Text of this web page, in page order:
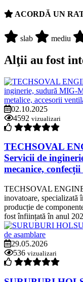
ACORDĂ UN
slab mediu
Alţii au fost
02.10.2025
4592 vizualizari
TECHSOVAL
Servicii de
mecanice,
TECHSOVAL
inovatoare, specializată
producție de
fost înființată în anul
29.05.2026
536 vizualizari